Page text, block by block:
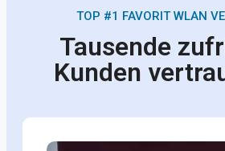
TOP #1 FAVORIT WLAN
Tausende
Kunden